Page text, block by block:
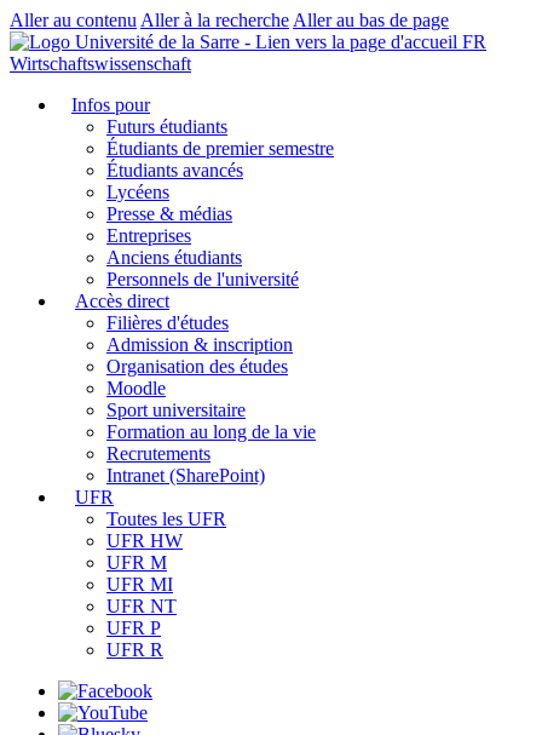
Aller au contenu Aller à la recherche Aller au bas de page
FR
Wirtschaftswissenschaft
Infos pour
Futurs étudiants
Étudiants de premier semestre
Étudiants avancés
Lycéens
Presse & médias
Entreprises
Anciens étudiants
Personnels de l'université
Accès direct
Filières d'études
Admission & inscription
Organisation des études
Moodle
Sport universitaire
Formation au long de la vie
Recrutements
Intranet (SharePoint)
UFR
Toutes les UFR
UFR HW
UFR M
UFR MI
UFR NT
UFR P
UFR R